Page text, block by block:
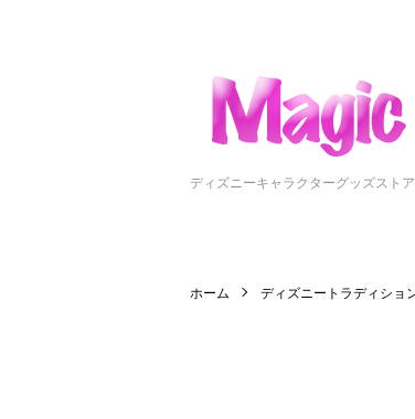
ディズニーキャラクターグッズスト
ホーム ディズニートラディショ